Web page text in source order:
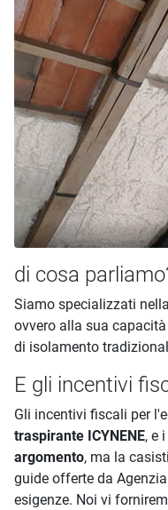
di cosa
Siamo specializzati
ovvero alla sua
di isolamento
E gli incentivi
Gli incentivi fiscali per
traspirante ICYNENE, e
argomento, ma la
guide offerte da
esigenze. Noi vi